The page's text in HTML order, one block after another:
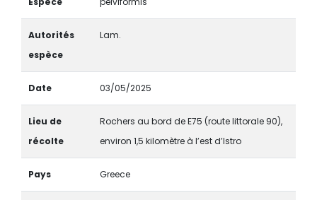
Autorités
espèce
Lam.
Date 03/05/2025
Lieu de
récolte
Rochers au bord de E75 (route littorale 90),
environ 1,5 kilomètre à l’est d’Istro
Pays Greece